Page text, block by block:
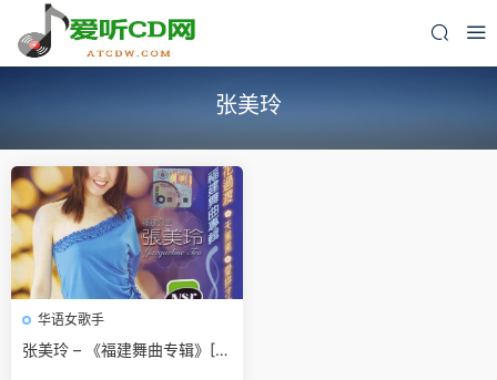
张美玲
华语女歌手
张美玲 – 《福建舞曲专辑》[W